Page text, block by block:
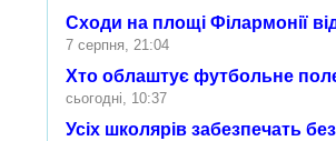
Сходи на площі Філармонії
7 серпня, 21:04
Хто облаштує футбольне
сьогодні, 10:37
Усіх школярів забезпечать